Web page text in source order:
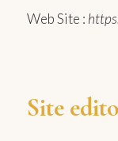
Web Site :
Site